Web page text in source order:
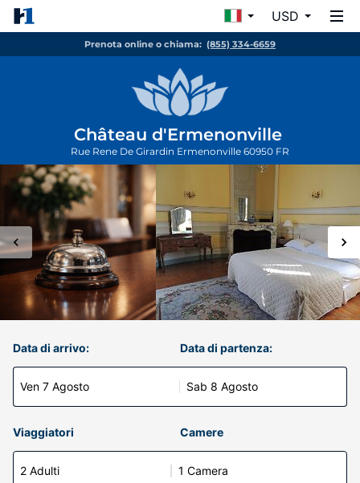
USD
Prenota online o chiama: (855) 334-6659
Château d'Ermenonville
Rue Rene De Girardin Ermenonville 60950 FR
Data di arrivo:
Ven 7 Agosto
Data di partenza:
Sab 8 Agosto
Viaggiatori Camere
2 Adulti 1 Camera